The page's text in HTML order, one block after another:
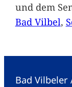
und dem
Bad Vilbel,
Bad Vilbeler